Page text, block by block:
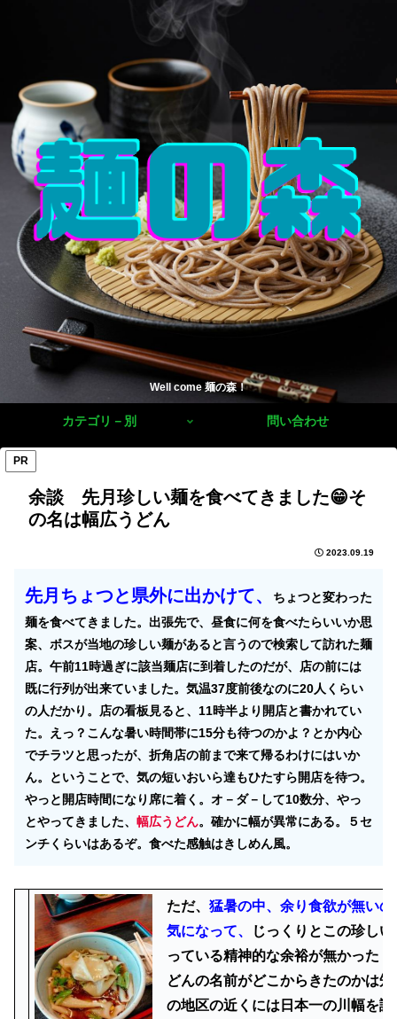
Well come 麺の森！
カテゴリ－別 問い合わせ
PR
余談 先月珍しい麺を食べてきました😁そ
の名は幅広うどん
2023.09.19
先月ちょつと県外に出かけて、
ちょつと変わった
麺を食べてきました。出張先で、昼食に何を食べたらいいか思
案、ボスが当地の珍しい麺があると言うので検索して訪れた麺
店。午前11時過ぎに該当麺店に到着したのだが、店の前には
既に行列が出来ていました。気温37度前後なのに20人くらい
の人だかり。店の看板見ると、11時半より開店と書かれてい
た。えっ？こんな暑い時間帯に15分も待つのかよ？とか内心
でチラツと思ったが、折角店の前まで来て帰るわけにはいか
ん。ということで、気の短いおいら達もひたすら開店を待つ。
やっと開店時間になり席に着く。オ－ダ－して10数分、やっ
とやってきました、 幅広うどん。確かに幅が異常にある。５セ
ンチくらいはあるぞ。食べた感触はきしめん風。
ただ、猛暑の中、余り食欲が無い
気になって、
じっくりとこの珍し
っている精神的な余裕が無かった
どんの名前がどこからきたのかは
の地区の近くには日本一の川幅を